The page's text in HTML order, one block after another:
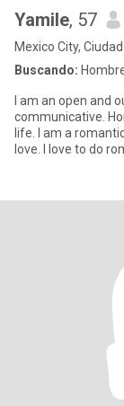
Yamile, 57
Mexico City,
Buscando:
I am an open and
communicative. Honesty, fidelity and loyalty are a priority in my
life. I am a
love. I love to